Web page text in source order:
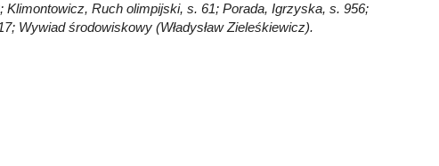
Ruch olimpijski, s. 61; Porada, Igrzyska, s. 956;
Wywiad środowiskowy (Władysław Zieleśkiewicz).